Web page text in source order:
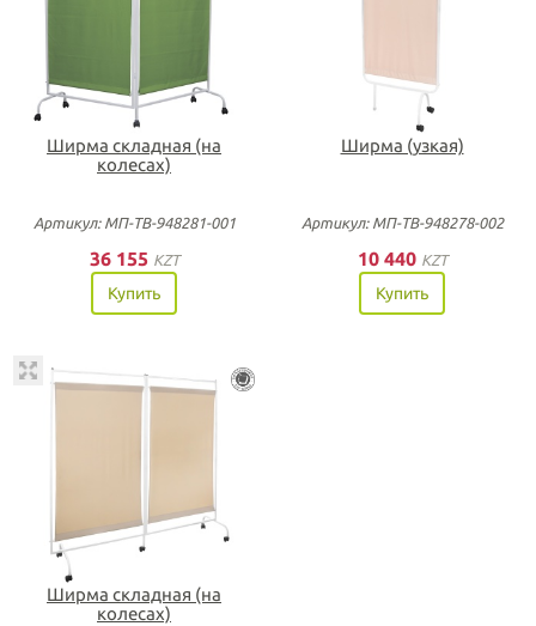
Ширма складная (на
колесах)
Артикул: МП-ТВ-948281-001
36 155 KZT
Купить
Ширма (узкая)
Артикул: МП-ТВ-948278-002
10 440 KZT
Купить
Ширма складная (на
колесах)